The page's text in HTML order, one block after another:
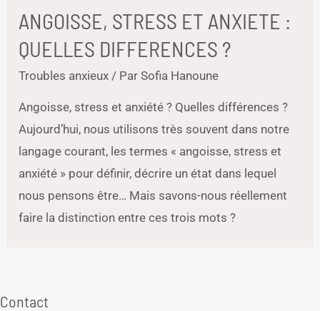
ANGOISSE, STRESS ET ANXIETE :
QUELLES DIFFERENCES ?
Troubles anxieux / ParSofia Hanoune
Angoisse, stress et anxiété ? Quelles différences ?
Aujourd’hui, nous utilisons très souvent dans notre
langage courant, les termes « angoisse, stress et
anxiété » pour définir, décrire un état dans lequel
nous pensons être… Mais savons-nous réellement
faire la distinction entre ces trois mots ?
Contact